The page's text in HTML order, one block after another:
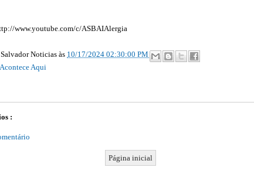
www.youtube.com/c/ASBAIAlergia
Salvador Noticias às 10/17/2024 02:30:00 PM
Acontece Aqui
:
Página inicial